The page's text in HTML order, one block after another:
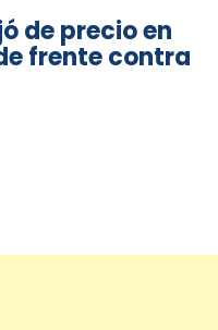
de precio en
frente contra